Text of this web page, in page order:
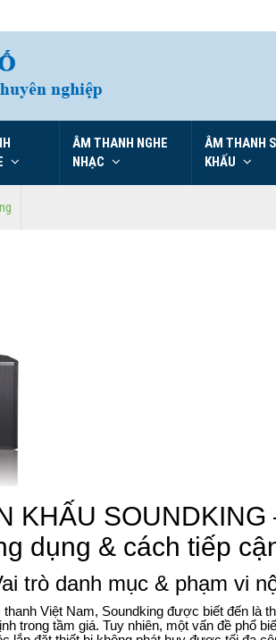
ÂM THANH NGHE
NHẠC
ÂM THANH
KHẤU
KHẤU
dụng & cách tiếp
trò danh mục & phạm vi
Việt Nam, Soundking được biết đến là
trong tầm giá. Tuy nhiên, một vấn đề phổ